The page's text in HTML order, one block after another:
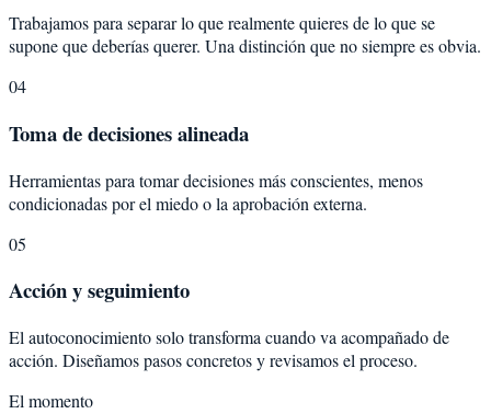
Trabajamos para separar lo que realmente quieres de lo que se
supone que deberías querer. Una distinción que no siempre es obvia.
04
Toma de decisiones alineada
Herramientas para tomar decisiones más conscientes, menos
condicionadas por el miedo o la aprobación externa.
05
Acción y seguimiento
El autoconocimiento solo transforma cuando va acompañado de
acción. Diseñamos pasos concretos y revisamos el proceso.
El momento